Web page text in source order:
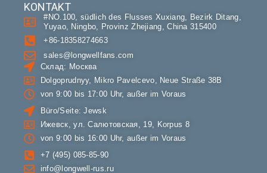
KONTAKT
#NO.100, südlich des Flusses Xuxiang, Bezirk Ditang,
Yuyao, Ningbo, Provinz Zhejiang, China 315400
+86-18358274663
sales@longwellfans.com
Склад: Москва
Dolgoprudnyy, Mikro Pavelcevo, Neue Straße 38В
von 9:00 bis 17:00 Uhr, außer im Voraus
Büro/Seite: Jewsk
Ижевск, ул. Салютовская, 19, Korpus 8
von 9:00 bis 16:00 Uhr, außer im Voraus
+7 (495) 085-85-90
info@longwell-rus.ru